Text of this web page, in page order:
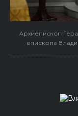
Архиепископ
епископа